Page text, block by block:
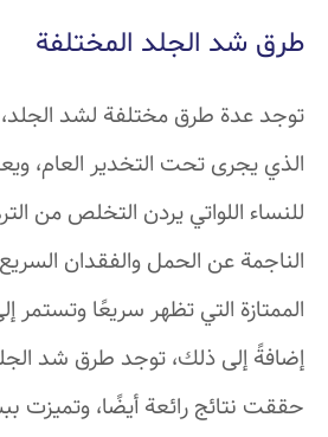
طرق شد الجلد المختلفة
توجد عدة طرق مختلفة لشد الجلد،
الذي يجرى تحت التخدير العام،
للنساء اللواتي يردن التخلص من
الناجمة عن الحمل والفقدان
الممتازة التي تظهر سريعًا وتستمر
إضافةً إلى ذلك، توجد طرق شد
حققت نتائج رائعة أيضًا، وتميزت